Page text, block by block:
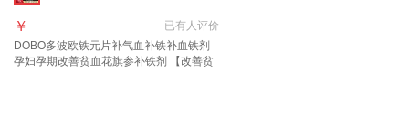
已有人评价
￥
DOBO多波欧铁元片补气血补铁补血铁剂
孕妇孕期改善贫血花旗参补铁剂 【改善贫